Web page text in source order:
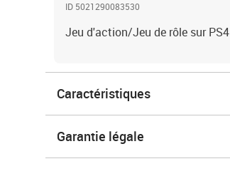
ID 5021290083530
Jeu d'action/Jeu de rôle sur PS4
Caractéristiques
Garantie légale